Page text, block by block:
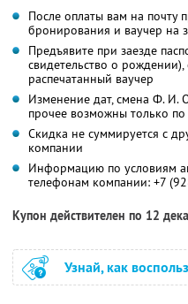
После оплаты вам на почту
бронирования и ваучер на
Предъявите при заезде
свидетельство о
распечатанный ваучер
Изменение дат, смена Ф. И.
прочее возможны только по
Скидка не суммируется с
компании
Информацию по условиям
телефонам компании: +7
Купон действителен по 12
Узнай, как